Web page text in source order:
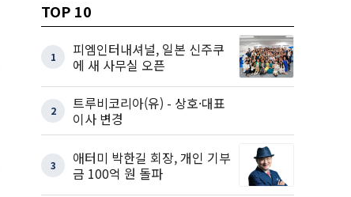
TOP 10
1
피엠인터내셔널, 일본 신주쿠
에 새 사무실 오픈
2
트루비코리아(유) - 상호·대표
이사 변경
3
애터미 박한길 회장, 개인 기부
금 100억 원 돌파